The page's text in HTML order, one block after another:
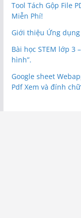
Tool Tách Gộp File
Miễn Phí!
Giới thiệu Ứng
Bài học STEM lớp 3
hình”.
Google sheet
Pdf Xem và đính